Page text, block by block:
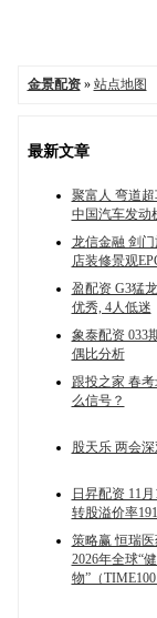
金景配资» 站点地图
最新文章
聚富人 弯道
中国汽车发动
龙信金融 剑
店装修景观
盈配资 G3猛
优秀, 4人低迷
象泰配资 033
偶比分析
跟投之家 春
么信号？
股天乐 两会
日昇配资 11
转股溢价率
策略赢 恒瑞医
2026年全球“
物”（TIME100